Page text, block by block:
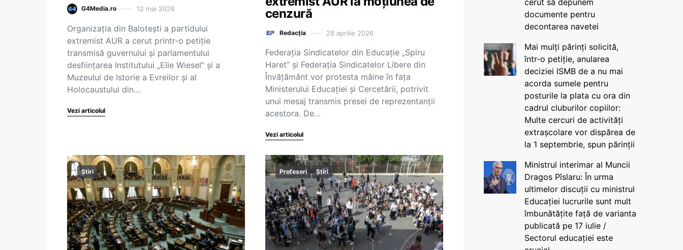
G4Media.ro 12 mai 2026
Organizația din Balotești a partidului
extremist AUR a cerut printr-o petiție
transmisă guvernului și parlamentului
desființarea Institutului „Elie Wiesel” și a
Muzeului de Istorie a Evreilor și al
Holocaustului din…
Vezi articolul
cenzură
Redacția 28 aprilie 2026
Federația Sindicatelor din Educație „Spiru
Haret” și Federația Sindicatelor Libere din
Învățământ vor protesta mâine în fața
Ministerului Educației și Cercetării, potrivit
unui mesaj transmis presei de reprezentanții
acestora. De…
Vezi articolul
Știri Profesori Știri
cerut să depunem
documente pentru
decontarea navetei
Mai mulți părinți solicită,
într-o petiție, anularea
deciziei ISMB de a nu mai
acorda sumele pentru
posturile la plata cu ora din
cadrul cluburilor copiilor:
Multe cercuri de activități
extrașcolare vor dispărea de
la 1 septembrie, spun părinții
Ministrul interimar al Muncii
Dragos Pîslaru: În urma
ultimelor discuții cu ministrul
Educației lucrurile sunt mult
îmbunătățite față de varianta
publicată pe 17 iulie /
Sectorul educației este